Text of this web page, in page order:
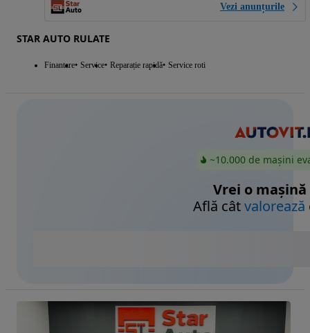
Vezi anunțurile
STAR AUTO RULATE
Finantare Service Reparație rapidă Service roti
~10.000 de mașini
Vrei o mașină
Află câtvalorează